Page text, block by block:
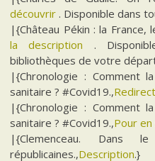
découvrir . Disponible dans
|{Château Pékin : la France,
la description .
bibliothèques de votre
|{Chronologie : Comment
sanitaire ? #Covid19.,
|{Chronologie : Comment
sanitaire ? #Covid19.,Pour
|{Clemenceau. Dans
républicaines.,Description.}